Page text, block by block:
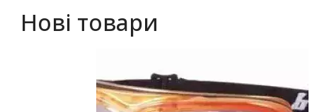
Нові товари